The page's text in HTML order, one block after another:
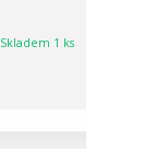
Skladem 1 ks